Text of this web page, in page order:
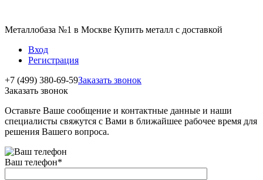
Металлобаза №1 в Москве Купить металл с доставкой
Вход
Регистрация
+7 (499) 380-69-59Заказать звонок
Заказать звонок
Оставьте Ваше сообщение и контактные данные и наши
специалисты свяжутся с Вами в ближайшее рабочее время для
решения Вашего вопроса.
Ваш телефон*